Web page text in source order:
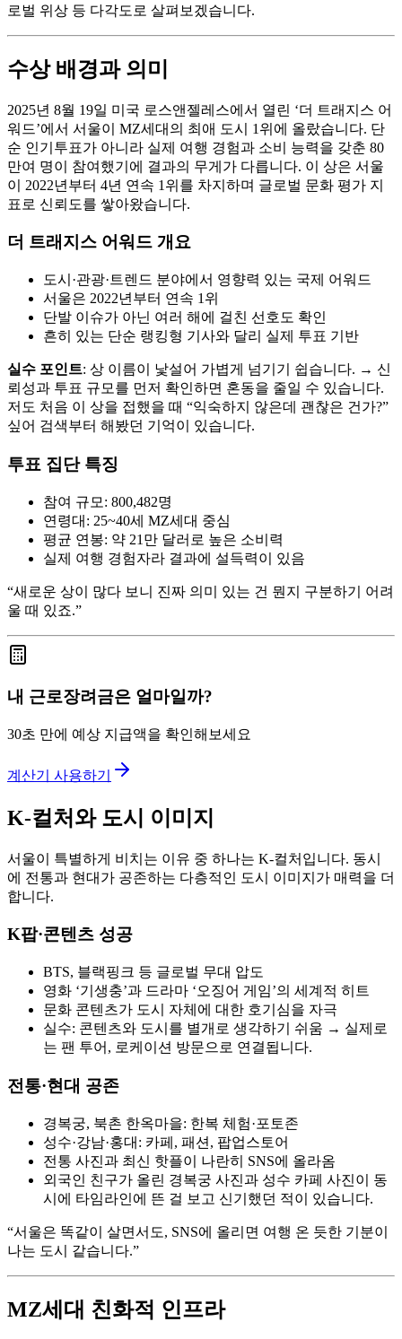
로벌 위상 등 다각도로 살펴보겠습니다.
수상 배경과 의미
2025년 8월 19일 미국 로스앤젤레스에서 열린 ‘더 트래지스 어
워드’에서 서울이 MZ세대의 최애 도시 1위에 올랐습니다. 단
순 인기투표가 아니라 실제 여행 경험과 소비 능력을 갖춘 80
만여 명이 참여했기에 결과의 무게가 다릅니다. 이 상은 서울
이 2022년부터 4년 연속 1위를 차지하며 글로벌 문화 평가 지
표로 신뢰도를 쌓아왔습니다.
더 트래지스 어워드 개요
도시·관광·트렌드 분야에서 영향력 있는 국제 어워드
서울은 2022년부터 연속 1위
단발 이슈가 아닌 여러 해에 걸친 선호도 확인
흔히 있는 단순 랭킹형 기사와 달리 실제 투표 기반
실수 포인트: 상 이름이 낯설어 가볍게 넘기기 쉽습니다. → 신
뢰성과 투표 규모를 먼저 확인하면 혼동을 줄일 수 있습니다.
저도 처음 이 상을 접했을 때 “익숙하지 않은데 괜찮은 건가?”
싶어 검색부터 해봤던 기억이 있습니다.
투표 집단 특징
참여 규모: 800,482명
연령대: 25~40세 MZ세대 중심
평균 연봉: 약 21만 달러로 높은 소비력
실제 여행 경험자라 결과에 설득력이 있음
“새로운 상이 많다 보니 진짜 의미 있는 건 뭔지 구분하기 어려
울 때 있죠.”
내 근로장려금은 얼마일까?
30초 만에 예상 지급액을 확인해보세요
계산기 사용하기
K-컬처와 도시 이미지
서울이 특별하게 비치는 이유 중 하나는 K-컬처입니다. 동시
에 전통과 현대가 공존하는 다층적인 도시 이미지가 매력을 더
합니다.
K팝·콘텐츠 성공
BTS, 블랙핑크 등 글로벌 무대 압도
영화 ‘기생충’과 드라마 ‘오징어 게임’의 세계적 히트
문화 콘텐츠가 도시 자체에 대한 호기심을 자극
실수: 콘텐츠와 도시를 별개로 생각하기 쉬움 → 실제로
는 팬 투어, 로케이션 방문으로 연결됩니다.
전통·현대 공존
경복궁, 북촌 한옥마을: 한복 체험·포토존
성수·강남·홍대: 카페, 패션, 팝업스토어
전통 사진과 최신 핫플이 나란히 SNS에 올라옴
외국인 친구가 올린 경복궁 사진과 성수 카페 사진이 동
시에 타임라인에 뜬 걸 보고 신기했던 적이 있습니다.
“서울은 똑같이 살면서도, SNS에 올리면 여행 온 듯한 기분이
나는 도시 같습니다.”
MZ세대 친화적 인프라